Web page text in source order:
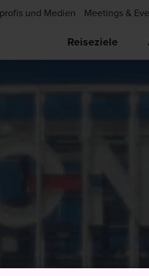
und Medien Meetings &
Reiseziele